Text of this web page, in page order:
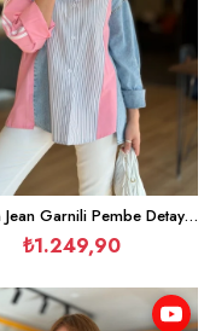
Tasarım Jean Garnili Pembe Detay Çizgili Gömlek
₺1.249,90